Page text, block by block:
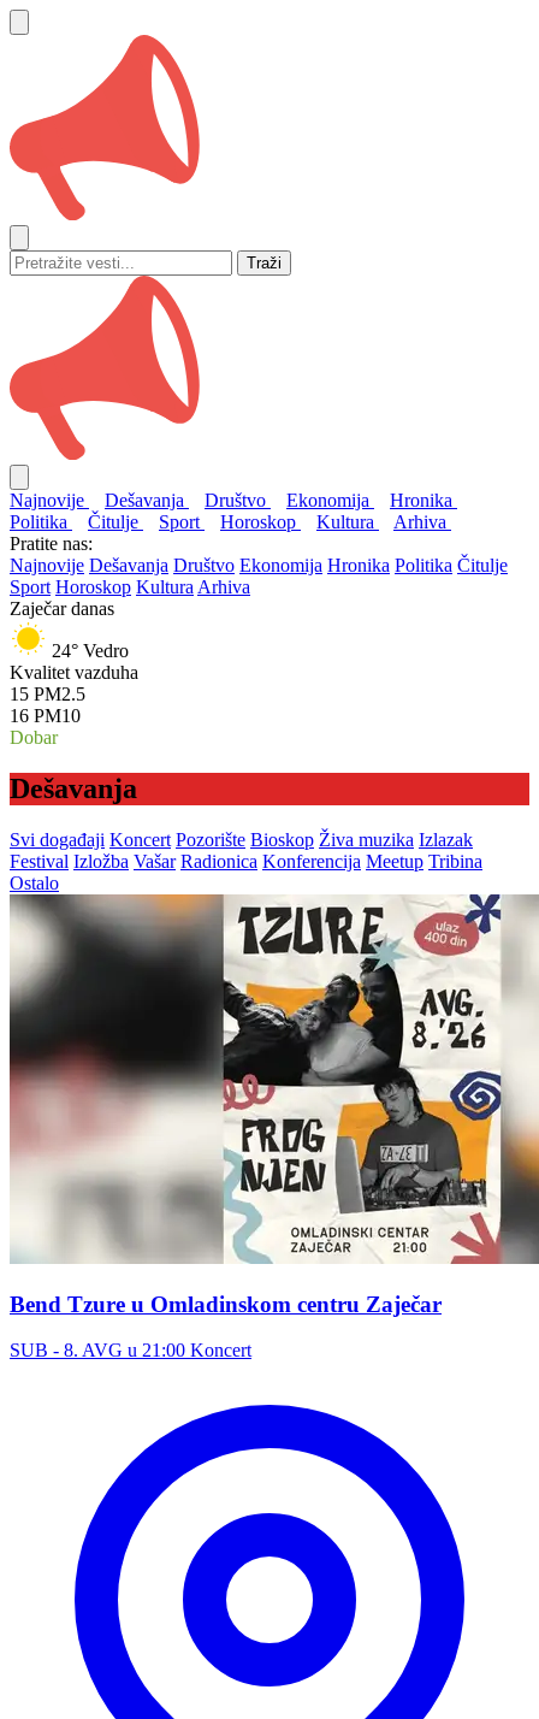
Traži
Najnovije Dešavanja Društvo Ekonomija
Hronika
Politika
Čitulje Sport Horoskop Kultura
Arhiva
Pratite nas:
Najnovije Dešavanja Društvo Ekonomija Hronika Politika Čitulje
Sport Horoskop Kultura Arhiva
Zaječar danas
24° Vedro
Kvalitet vazduha
15 PM2.5
16 PM10
Dobar
Dešavanja
Svi događaji Koncert Pozorište Bioskop Živa muzika Izlazak
Festival Izložba Vašar Radionica Konferencija Meetup Tribina
Ostalo
Bend Tzure u Omladinskom centru Zaječar
SUB - 8. AVG u 21:00 Koncert